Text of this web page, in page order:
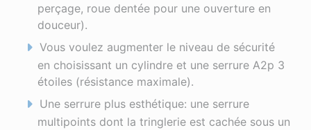
perçage, roue dentée pour une ouverture en
douceur).
Vous voulez augmenter le niveau de sécurité
en choisissant un cylindre et une serrure A2p 3
étoiles (résistance maximale).
Une serrure plus esthétique: une serrure
multipoints dont la tringlerie est cachée sous un